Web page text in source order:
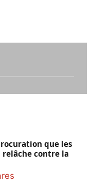
que les
relâche contre la